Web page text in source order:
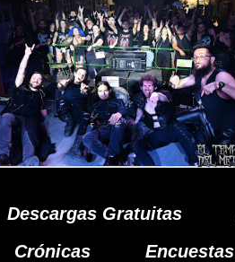
Descargas Gratuitas
Crónicas Encuestas